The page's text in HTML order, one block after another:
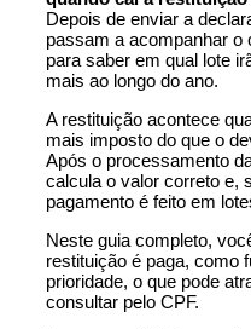
Depois de enviar a
passam a acompanhar o
para saber em qual lote
mais ao longo do ano.
A restituição acontece
mais imposto do que o
Após o processamento
calcula o valor correto e,
pagamento é feito em
Neste guia completo,
restituição é paga, como
prioridade, o que pode
consultar pelo CPF.